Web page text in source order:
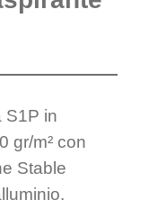
S1P in
gr/m² con
Stable